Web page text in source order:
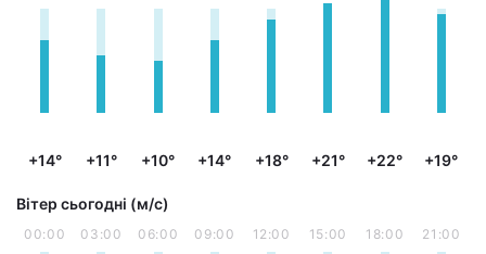
+14° +11° +10° +14° +18° +21° +22° +19°
Вітер сьогодні (м/с)
00:00 03:00 06:00 09:00 12:00 15:00 18:00 21:00